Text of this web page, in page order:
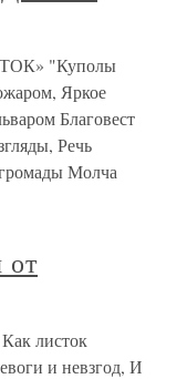
"Куполы
Яркое
Благовест
Речь
Молча
от
листок
и невзгод, И